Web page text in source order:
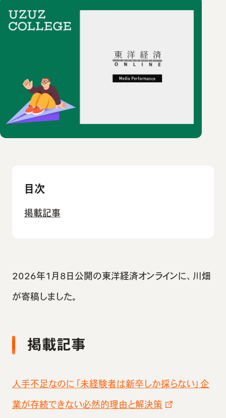
目次
掲載記事
2026年1月8日公開の東洋経済オンラインに、川畑
が寄稿しました。
掲載記事
人手不足なのに「未経験者は新卒しか採らない」企
業が存続できない必然的理由と解決策